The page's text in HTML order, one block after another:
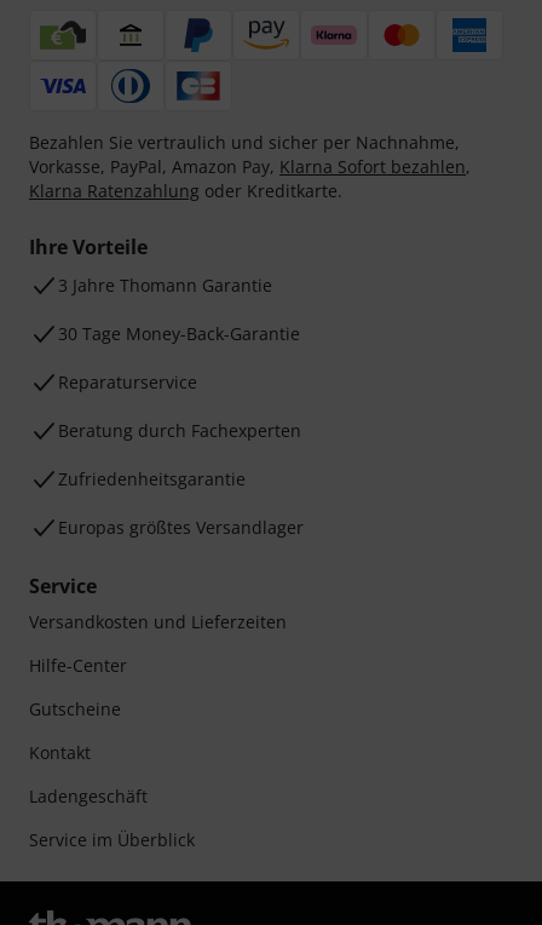
Bezahlen Sie vertraulich und sicher per Nachnahme,
Vorkasse, PayPal, Amazon Pay, Klarna Sofort bezahlen,
Klarna Ratenzahlung oder Kreditkarte.
Ihre Vorteile
3 Jahre Thomann Garantie
30 Tage Money-Back-Garantie
Reparaturservice
Beratung durch Fachexperten
Zufriedenheitsgarantie
Europas größtes Versandlager
Service
Versandkosten und Lieferzeiten
Hilfe-Center
Gutscheine
Kontakt
Ladengeschäft
Service im Überblick